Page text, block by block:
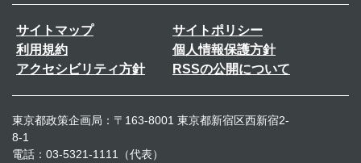
サイトマップ
サイトポリシー
利用規約
個人情報保護方針
アクセシビリティ方針
RSSの公開について
東京都政策企画局：〒163-8001 東京都新宿区西新宿2-
8-1
電話：03-5321-1111（代表）